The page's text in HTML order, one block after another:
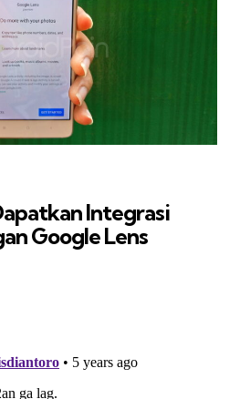
Integrasi
Google Lens